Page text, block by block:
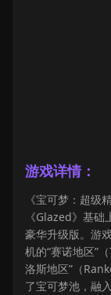
游戏详情：
《宝可梦：超
《Glazed》基
豪华升级版。游
机的“赛诺地区”
洛斯地区”（
了宝可梦池，融